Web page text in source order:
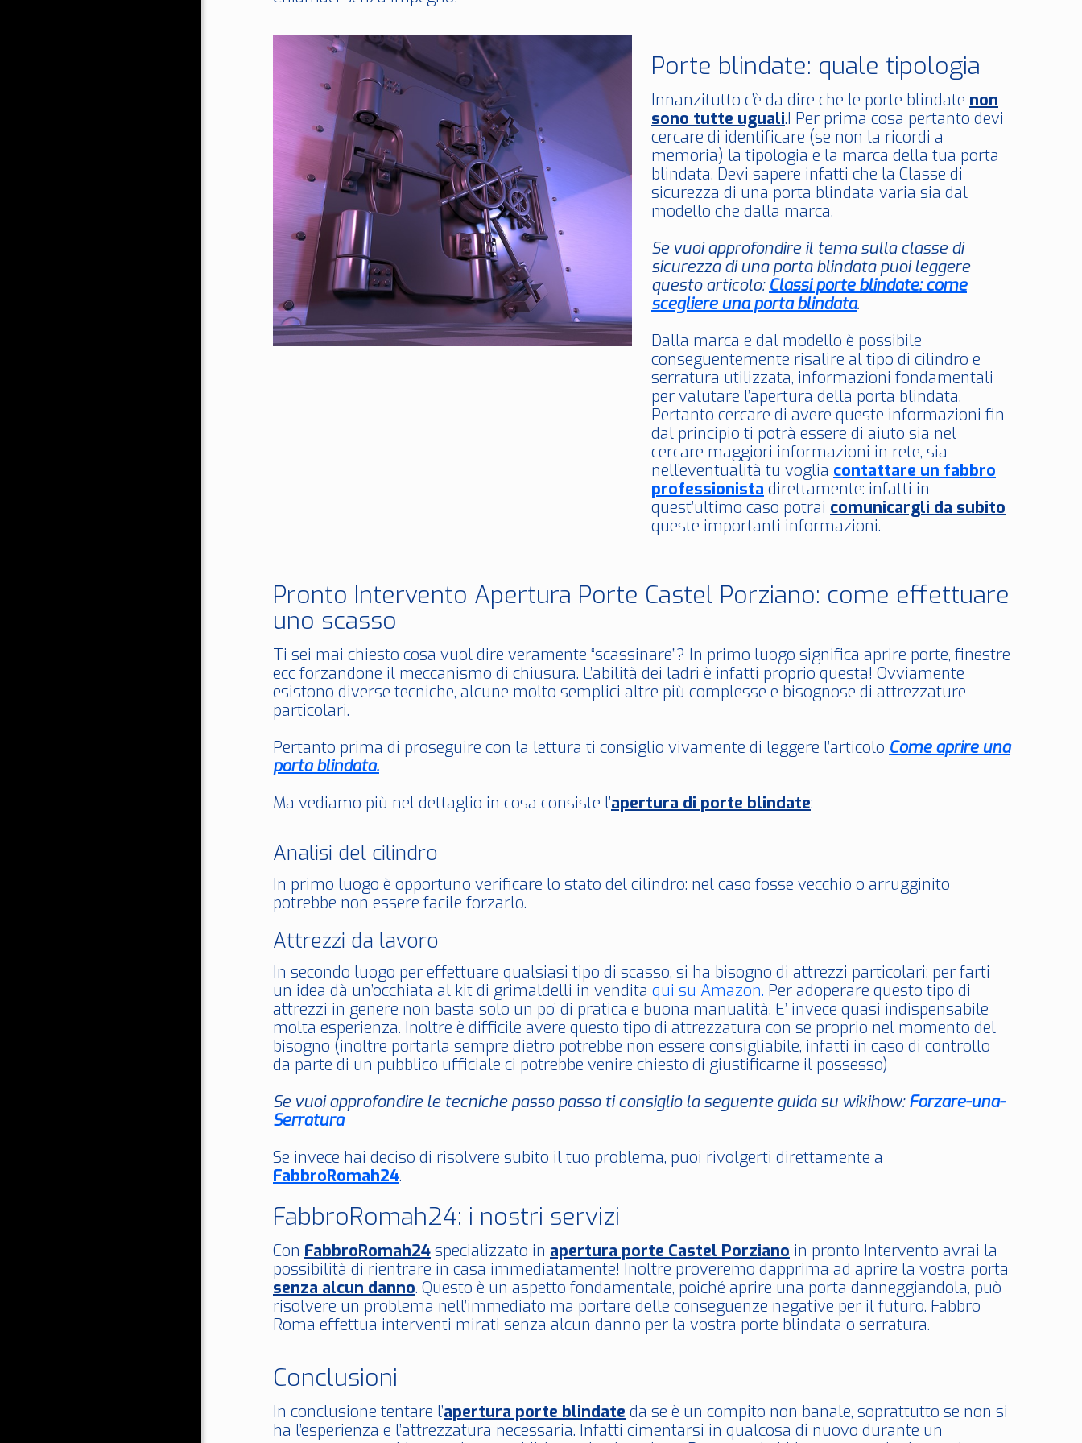
Porte blindate: quale tipologia
Innanzitutto c’è da dire che le porte blindate non
sono tutte uguali.I Per prima cosa pertanto devi
cercare di identificare (se non la ricordi a
memoria) la tipologia e la marca della tua porta
blindata. Devi sapere infatti che la Classe di
sicurezza di una porta blindata varia sia dal
modello che dalla marca.
Se vuoi approfondire il tema sulla classe di
sicurezza di una porta blindata puoi leggere
questo articolo: Classi porte blindate: come
scegliere una porta blindata.
Dalla marca e dal modello è possibile
conseguentemente risalire al tipo di cilindro e
serratura utilizzata, informazioni fondamentali
per valutare l’apertura della porta blindata.
Pertanto cercare di avere queste informazioni fin
dal principio ti potrà essere di aiuto sia nel
cercare maggiori informazioni in rete, sia
nell’eventualità tu voglia contattare un fabbro
professionista direttamente: infatti in
quest’ultimo caso potrai comunicargli da subito
queste importanti informazioni.
Pronto Intervento Apertura Porte Castel Porziano: come effettuare
uno scasso
Ti sei mai chiesto cosa vuol dire veramente “scassinare”? In primo luogo significa aprire porte, finestre
ecc forzandone il meccanismo di chiusura. L’abilità dei ladri è infatti proprio questa! Ovviamente
esistono diverse tecniche, alcune molto semplici altre più complesse e bisognose di attrezzature
particolari.
Pertanto prima di proseguire con la lettura ti consiglio vivamente di leggere l’articolo Come aprire una
porta blindata.
Ma vediamo più nel dettaglio in cosa consiste l’apertura di porte blindate:
Analisi del cilindro
In primo luogo è opportuno verificare lo stato del cilindro: nel caso fosse vecchio o arrugginito
potrebbe non essere facile forzarlo.
Attrezzi da lavoro
In secondo luogo per effettuare qualsiasi tipo di scasso, si ha bisogno di attrezzi particolari: per farti
un idea dà un’occhiata al kit di grimaldelli in vendita qui su Amazon. Per adoperare questo tipo di
attrezzi in genere non basta solo un po’ di pratica e buona manualità. E’ invece quasi indispensabile
molta esperienza. Inoltre è difficile avere questo tipo di attrezzatura con se proprio nel momento del
bisogno (inoltre portarla sempre dietro potrebbe non essere consigliabile, infatti in caso di controllo
da parte di un pubblico ufficiale ci potrebbe venire chiesto di giustificarne il possesso)
Se vuoi approfondire le tecniche passo passo ti consiglio la seguente guida su wikihow:Forzare-una-
Serratura
Se invece hai deciso di risolvere subito il tuo problema, puoi rivolgerti direttamente a
FabbroRomah24.
FabbroRomah24: i nostri servizi
Con FabbroRomah24specializzato in apertura porte Castel Porziano in pronto Intervento avrai la
possibilità di rientrare in casa immediatamente! Inoltre proveremo dapprima ad aprire la vostra porta
senza alcun danno. Questo è un aspetto fondamentale, poiché aprire una porta danneggiandola, può
risolvere un problema nell’immediato ma portare delle conseguenze negative per il futuro. Fabbro
Roma effettua interventi mirati senza alcun danno per la vostra porte blindata o serratura.
Conclusioni
In conclusione tentare l’apertura porte blindate da se è un compito non banale, soprattutto se non si
ha l’esperienza e l’attrezzatura necessaria. Infatti cimentarsi in qualcosa di nuovo durante un